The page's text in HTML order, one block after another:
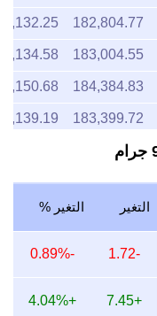
182,804.77
2,132.25
183,004.55
2,134.58
184,384.83
2,150.68
183,399.72
2,139.19
182,414.32
184,420.67
2,151.10
183,650.46
2,142.11
183,297.03
2,137.99
183,021.98
2,134.78
التغير التغير %
-1.72
-0.89%
+7.45
+4.04%